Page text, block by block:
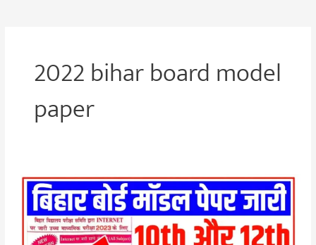
2022 bihar board model
paper
Bihar
Board
10th-
12th